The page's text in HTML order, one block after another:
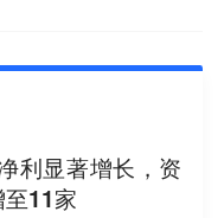
利显著增长，资
11家